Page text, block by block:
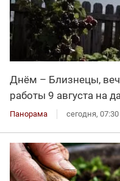
Днём – Близнецы,
работы 9 августа на
Панорама сегодня, 07:30